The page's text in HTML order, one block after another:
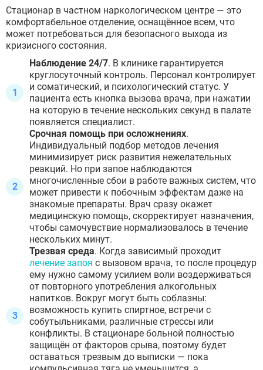
Стационар в частном наркологическом центре — это
комфортабельное отделение, оснащённое всем, что
может потребоваться для безопасного выхода из
кризисного состояния.
Наблюдение 24/7. В клинике гарантируется
круглосуточный контроль. Персонал контролирует
и соматический, и психологический статус. У
пациента есть кнопка вызова врача, при нажатии
на которую в течение нескольких секунд в палате
появляется специалист.
Срочная помощь при осложнениях.
Индивидуальный подбор методов лечения
минимизирует риск развития нежелательных
реакций. Но при запое наблюдаются
многочисленные сбои в работе важных систем, что
может привести к побочным эффектам даже на
знакомые препараты. Врач сразу окажет
медицинскую помощь, скорректирует назначения,
чтобы самочувствие нормализовалось в течение
нескольких минут.
Трезвая среда. Когда зависимый проходит
лечение запоя с вызовом врача, то после процедур
ему нужно самому усилием воли воздерживаться
от повторного употребления алкогольных
напитков. Вокруг могут быть соблазны:
возможность купить спиртное, встречи с
собутыльниками, различные стрессы или
конфликты. В стационаре больной полностью
защищён от факторов срыва, поэтому будет
оставаться трезвым до выписки — пока